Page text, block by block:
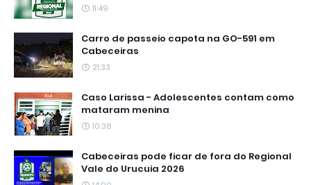
11:49
Carro de passeio capota na GO-591 em
Cabeceiras
21:33
Caso Larissa - Adolescentes contam como
mataram menina
10:38
Cabeceiras pode ficar de fora do Regional
Vale do Urucuia 2026